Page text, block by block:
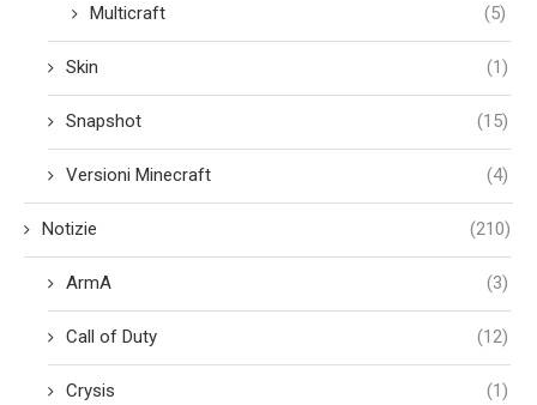
Multicraft (5)
Skin (1)
Snapshot (15)
Versioni Minecraft (4)
Notizie (210)
ArmA (3)
Call of Duty (12)
Crysis (1)